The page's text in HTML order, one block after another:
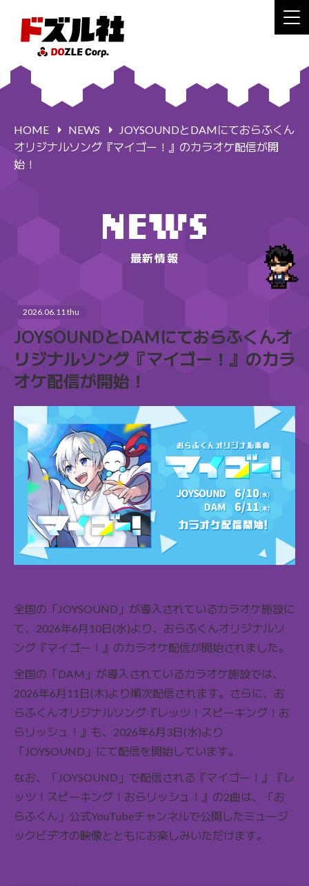
HOME NEWS
JOYSOUNDとDAMにておらふくん
オリジナルソング『マイゴー！』のカラオケ配信が開
始！
最新情報
2026.06.11 thu
JOYSOUNDとDAMにておらふくんオ
リジナルソング『マイゴー！』のカラ
オケ配信が開始！
全国の「JOYSOUND」が導入されているカラオケ施設に
て、2026年6月10日(水)より、おらふくんオリジナルソ
ング『マイゴー！』のカラオケ配信が開始されました。
全国の「DAM」が導入されているカラオケ施設では、
2026年6月11日(木)より順次配信されます。さらに、お
らふくんオリジナルソング『レッツ！スピーキング！お
らリッシュ！』も、2026年6月3日(水)より
「JOYSOUND」にて配信を開始しています。
なお、「JOYSOUND」で配信される『マイゴー！』『レ
ッツ！スピーキング！おらリッシュ！』の2曲は、「お
らふくん」公式YouTubeチャンネルで公開したミュージ
ックビデオの映像とともにお楽しみいただけます。